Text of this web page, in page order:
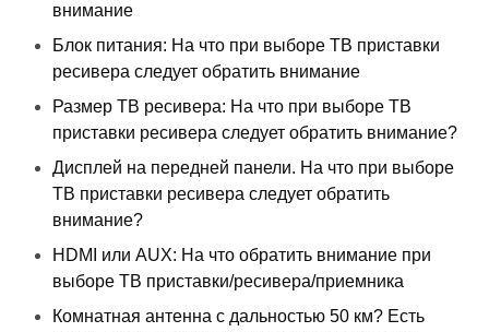
внимание
Блок питания: На что при выборе ТВ приставки
ресивера следует обратить внимание
Размер ТВ ресивера: На что при выборе ТВ
приставки ресивера следует обратить внимание?
Дисплей на передней панели. На что при выборе
ТВ приставки ресивера следует обратить
внимание?
HDMI или AUX: На что обратить внимание при
выборе ТВ приставки/ресивера/приемника
Комнатная антенна с дальностью 50 км? Есть